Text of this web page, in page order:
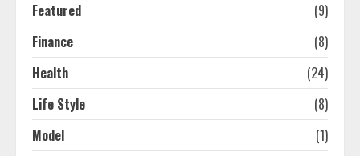
Featured
(9)
Finance
(8)
Health
(24)
Life Style
(8)
Model
(1)